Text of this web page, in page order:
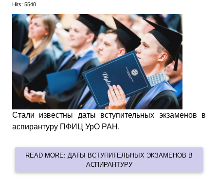
Hits: 5540
Стали известны даты вступительных экзаменов в
аспирантуру ПФИЦ УрО РАН.
READ MORE: ДАТЫ ВСТУПИТЕЛЬНЫХ ЭКЗАМЕНОВ В
АСПИРАНТУРУ